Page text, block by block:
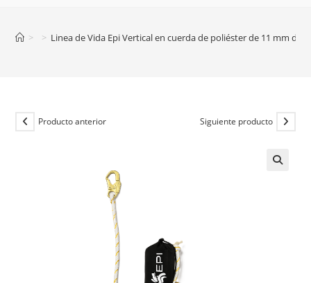
> > Linea de Vida Epi Vertical en cuerda de poliéster de 11 mm
Producto anterior Siguiente producto